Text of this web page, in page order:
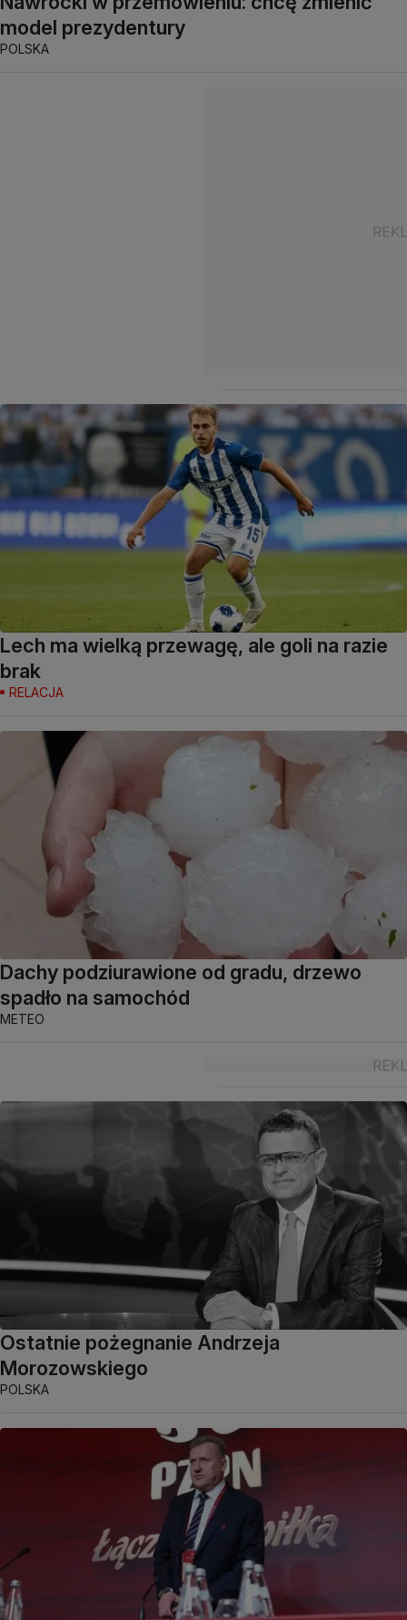
model prezydentury
POLSKA
Lech ma wielką przewagę, ale goli na razie
brak
RELACJA
Dachy podziurawione od gradu, drzewo
spadło na samochód
METEO
Ostatnie pożegnanie Andrzeja
Morozowskiego
POLSKA